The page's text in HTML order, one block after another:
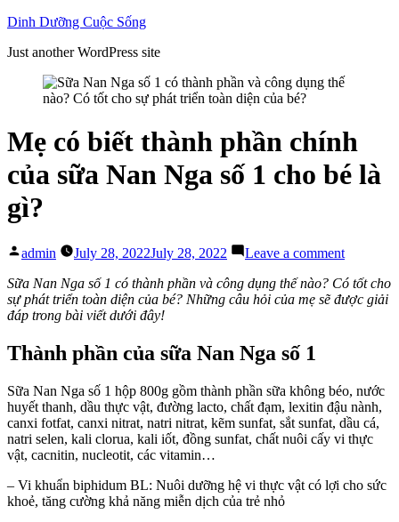
Skip
content
Dinh Dưỡng Cuộc Sống
Just another WordPress site
Mẹ có biết thành phần chính
của sữa Nan Nga số 1 cho bé là
gì?
Posted
admin July 28, 2022July 28, 2022 Leave a commenton
có
biết
Nan
Nga
số
1
là
Sữa Nan Nga số 1 có thành phần và công dụng thế nào? Có tốt cho
sự phát triển toàn diện của bé? Những câu hỏi của mẹ sẽ được giải
đáp trong bài viết dưới đây!
Thành phần của sữa Nan Nga số 1
Sữa Nan Nga số 1 hộp 800g gồm thành phần sữa không béo, nước
huyết thanh, dầu thực vật, đường lacto, chất đạm, lexitin đậu nành,
canxi fotfat, canxi nitrat, natri nitrat, kẽm sunfat, sắt sunfat, dầu cá,
natri selen, kali clorua, kali iốt, đồng sunfat, chất nuôi cấy vi thực
vật, cacnitin, nucleotit, các vitamin…
– Vi khuẩn biphidum BL: Nuôi dưỡng hệ vi thực vật có lợi cho sức
khoẻ, tăng cường khả năng miễn dịch của trẻ nhỏ